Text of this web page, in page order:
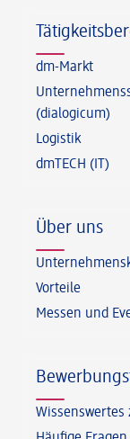
dm-Markt
(dialogicum)
Logistik
dmTECH (IT)
Über uns
Vorteile
Messen und
Wissenswertes